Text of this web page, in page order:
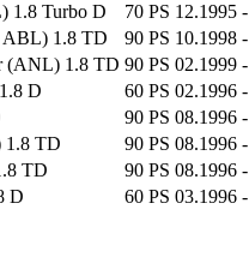
1.8 Turbo D
70 PS 12.1995
1.8 TD
90 PS 10.1998
(ANL) 1.8 TD 90 PS 02.1999
D
60 PS 02.1996
90 PS 08.1996
1.8 TD
90 PS 08.1996
TD
90 PS 08.1996
D
60 PS 03.1996